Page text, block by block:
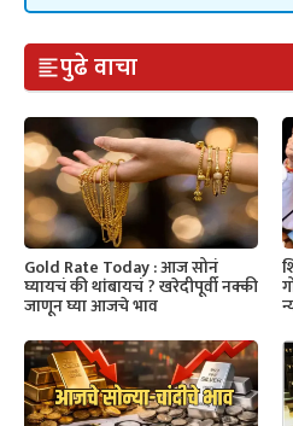
पुढे वाचा
Gold Rate Today : आज सोनं
घ्यायचं की थांबायचं ? खरेदीपूर्वी नक्की
जाणून घ्या आजचे भाव